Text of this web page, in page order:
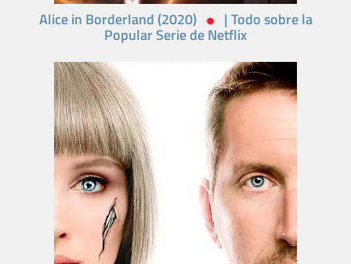
Alice in Borderland (2020) | Todo sobre la
Popular Serie de Netflix